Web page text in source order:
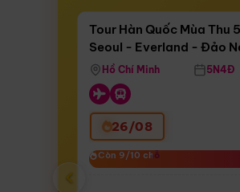
Còn15 ngày 19:41:15
Bay Sun Phuquoc Airways
Tour Hàn Quốc Mùa Thu
Seoul - Everland - Đảo
Tháp Namsan (Bay Sun
Airways)
Hồ Chí Minh 5N4Đ
26/08
Còn 9/10 chỗ
Còn 9/10 chỗ
‹